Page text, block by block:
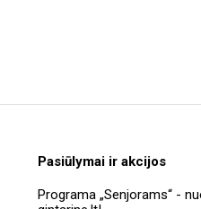
Pasiūlymai ir akcijos
Programa „Senjorams“ -